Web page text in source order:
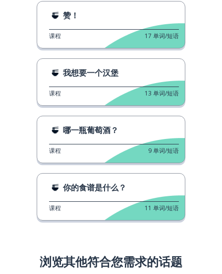
赞！
课程 17 单词/短语
我想要一个汉堡
课程 13 单词/短语
哪一瓶葡萄酒？
课程 9单词/短语
你的食谱是什么？
课程 11 单词/短语
浏览其他符合您需求的话题